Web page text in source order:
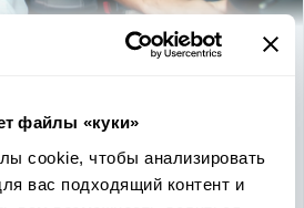
файлы «куки»
cookie, чтобы анализировать
вас подходящий контент и
возможность
и слаженность процессов
перспективы. Кроме
вы получите реальные выгоды.